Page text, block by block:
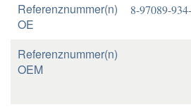
Referenznummer(n)
OE
8-97089-
Referenznummer(n)
OEM